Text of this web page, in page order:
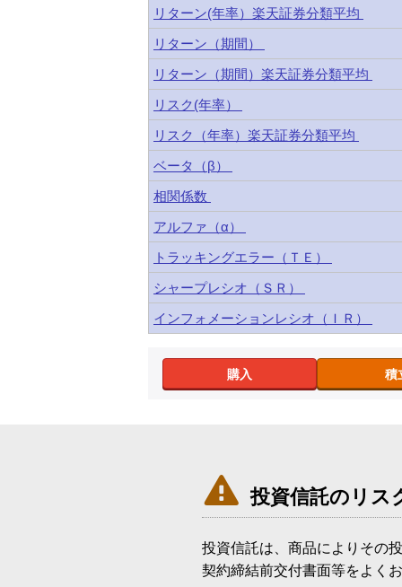
リターン(年率）楽天証券分類平均
リターン（期間）
リターン（期間）楽天証券分類平均
リスク(年率）
リスク（年率）楽天証券分類平均
ベータ（β）
相関係数
アルファ（α）
トラッキングエラー（ＴＥ）
シャープレシオ（ＳＲ）
インフォメーションレシオ（ＩＲ）
購入 積
 投資信託のリス
投資信託は、商品によりその
契約締結前交付書面等をよく